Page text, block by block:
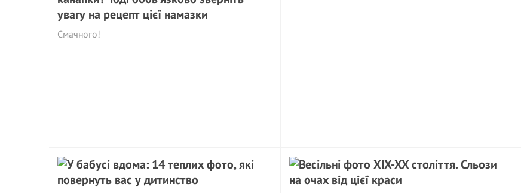
увагу на рецепт цієї намазки
Смачного!